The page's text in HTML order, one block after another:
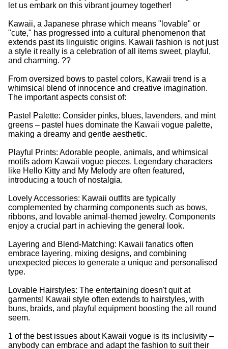
let us embark on this vibrant journey together!
Kawaii, a Japanese phrase which means "lovable" or
"cute," has progressed into a cultural phenomenon that
extends past its linguistic origins. Kawaii fashion is not just
a style it really is a celebration of all items sweet, playful,
and charming. ??
From oversized bows to pastel colors, Kawaii trend is a
whimsical blend of innocence and creative imagination.
The important aspects consist of:
Pastel Palette: Consider pinks, blues, lavenders, and mint
greens – pastel hues dominate the Kawaii vogue palette,
making a dreamy and gentle aesthetic.
Playful Prints: Adorable people, animals, and whimsical
motifs adorn Kawaii vogue pieces. Legendary characters
like Hello Kitty and My Melody are often featured,
introducing a touch of nostalgia.
Lovely Accessories: Kawaii outfits are typically
complemented by charming components such as bows,
ribbons, and lovable animal-themed jewelry. Components
enjoy a crucial part in achieving the general look.
Layering and Blend-Matching: Kawaii fanatics often
embrace layering, mixing designs, and combining
unexpected pieces to generate a unique and personalised
type.
Lovable Hairstyles: The entertaining doesn't quit at
garments! Kawaii style often extends to hairstyles, with
buns, braids, and playful equipment boosting the all round
seem.
1 of the best issues about Kawaii vogue is its inclusivity –
anybody can embrace and adapt the fashion to suit their